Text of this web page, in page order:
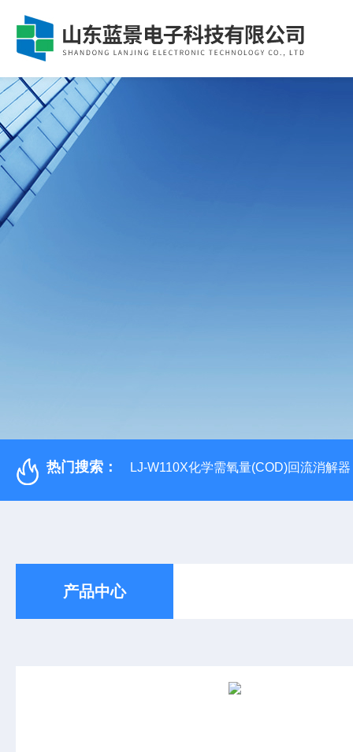
热门搜索： LJ-W110X化学需氧量(COD)回流消解器
产品中心